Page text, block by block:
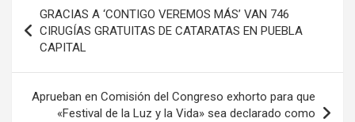
de
entradas
GRACIAS A ‘CONTIGO VEREMOS MÁS’ VAN 746
CIRUGÍAS GRATUITAS DE CATARATAS EN PUEBLA
CAPITAL
Aprueban en Comisión del Congreso exhorto para que
«Festival de la Luz y la Vida» sea declarado como